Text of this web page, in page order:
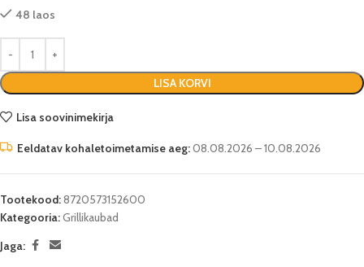
48 laos
LISA KORVI
Lisa soovinimekirja
Eeldatav kohaletoimetamise aeg:08.08.2026 – 10.08.2026
Tootekood:8720573152600
Kategooria:Grillikaubad
Jaga: